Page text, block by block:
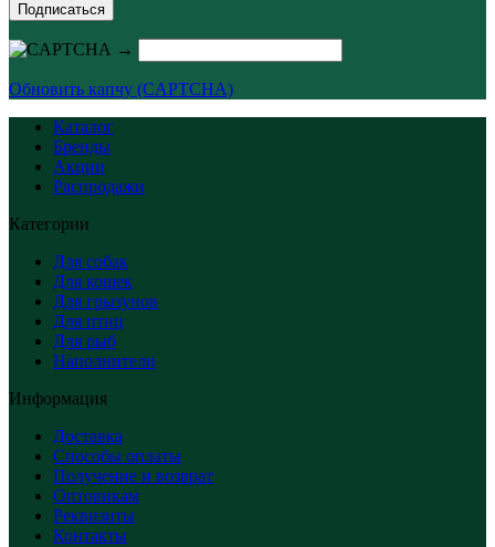
Подписаться
→
Обновить капчу (CAPTCHA)
Каталог
Бренды
Акции
Распродажи
Категории
Для собак
Для кошек
Для грызунов
Для птиц
Для рыб
Наполнители
Информация
Доставка
Способы оплаты
Получение и возврат
Оптовикам
Реквизиты
Контакты